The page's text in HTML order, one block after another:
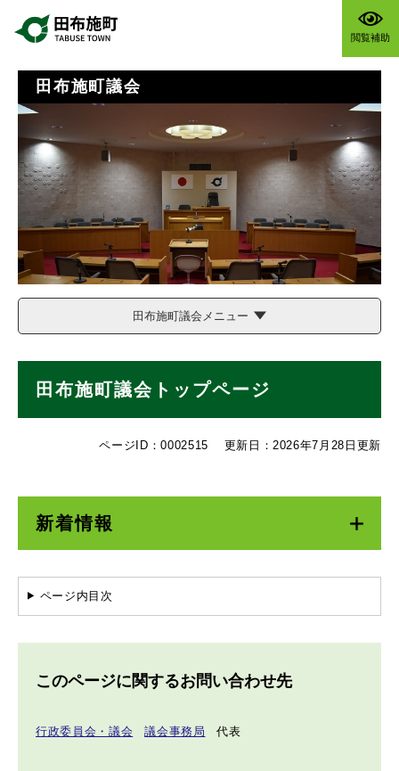
閲覧補助
田布施町議会
田布施町議会メニュー
田布施町議会トップページ
ページID：0002515 更新日：2026年7月28日更新
新着情報
ページ内目次
このページに関するお問い合わせ先
行政委員会・議会 議会事務局 代表